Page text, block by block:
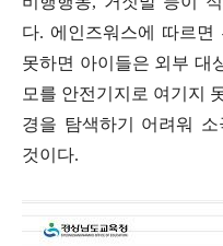
다. 에인즈워스에 따르면
못하면 아이들은 외부 대
모를 안전기지로 여기지
경을 탐색하기 어려워
것이다.